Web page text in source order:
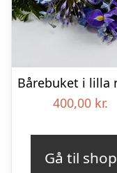
400,00 kr.
Gå til shop